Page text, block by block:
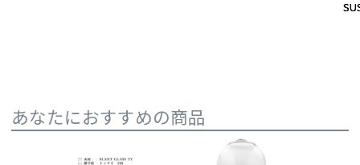
あなたにおすすめの商品